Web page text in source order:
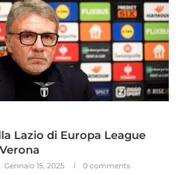
Lazio di Europa League
Gennaio 15, 2025
0 comments